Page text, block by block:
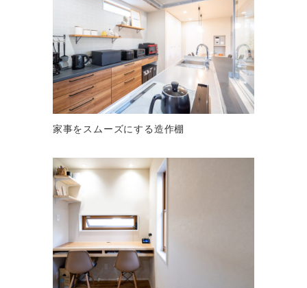
家事をスムーズにする造作棚